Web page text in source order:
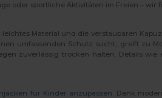
oder sportliche Aktivitäten im Freien –
Material und die verstaubaren
umfassenden Schutz sucht, greift zu
zuverlässig trocken halten. Details
für Kinder anzupassen . Dank